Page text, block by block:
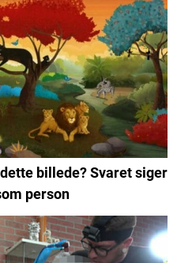
billede? Svaret siger
person